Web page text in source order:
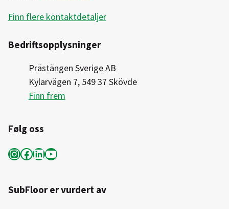
Finn flere kontaktdetaljer
Bedriftsopplysninger
Prästängen Sverige AB
Kylarvägen 7, 549 37 Skövde
Finn frem
Følg oss
InstagramFacebook LinkedIn YouTube
SubFloor er vurdert av